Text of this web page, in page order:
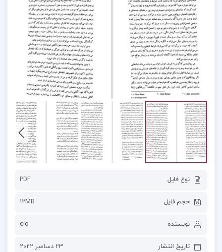
نوع فایل PDF
حجم فایل 12MB
نویسنده cio
تاریخ انتشار 23 دسامبر 2022